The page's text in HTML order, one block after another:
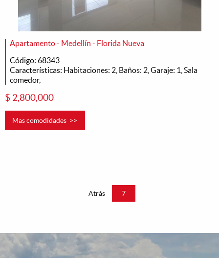
Apartamento - Medellín - Florida Nueva
Código: 68343
Características: Habitaciones: 2, Baños: 2, Garaje: 1, Sala
comedor,
$ 2,800,000
Mas comodidades >>
Atrás 7